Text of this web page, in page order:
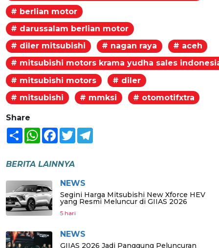
# berlian motor
# darussalam berlian motor
# diler mitsubishi
# nagan raya
# aceh
# mitsubishi motors krama yudha sales
# mitsubishi motors
# diler
# mitsubishi
# mmksi # otomotifxtra
Share
Share WhatsAppFacebook
Twitter
BERITA LAINNYA
NEWS
Segini Harga Mitsubishi New Xforce HEV
yang Resmi Meluncur di GIIAS 2026
5 hari
NEWS
GIIAS 2026 Jadi Panggung Peluncuran